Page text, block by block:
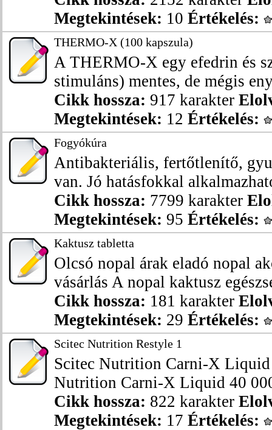
Megtekintések: 10 Értékelés:
THERMO-X (100 kapszula)
A THERMO-X egy efedrin és
stimuláns) mentes, de mégis
Cikk hossza: 917 karakter
Megtekintések: 12 Értékelés:
Fogyókúra
Antibakteriális, fertőtlenítő,
van. Jó hatásfokkal
Cikk hossza: 7799 karakter
Megtekintések: 95 Értékelés:
Kaktusz tabletta
Olcsó nopal árak eladó nopal
vásárlás A nopal kaktusz
Cikk hossza: 181 karakter
Megtekintések: 29 Értékelés:
Scitec Nutrition Restyle 1
Scitec Nutrition Carni-X
Nutrition Carni-X Liquid 40
Cikk hossza: 822 karakter
Megtekintések: 17 Értékelés: